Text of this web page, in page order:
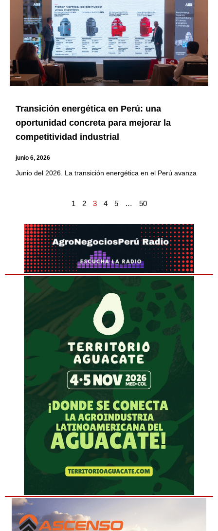
Transición energética en Perú: una
oportunidad concreta para mejorar la
competitividad industrial
junio 6, 2026
Junio del 2026. La transición energética en el Perú avanza
1 2 3 4 5 … 50